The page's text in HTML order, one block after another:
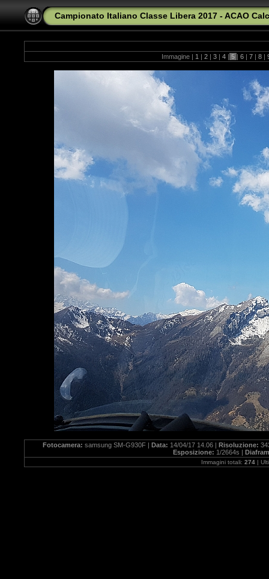
Campionato Italiano Classe Libera 2017 - ACAO
Immagine | 1 | 2 | 3 | 4 | 5 | 6 | 7 | 8 |
Fotocamera: samsung SM-G930F | Data: 14/04/17 14.06 | Risoluzione:
Esposizione: 1/2664s |
Immagini totali: 274 |